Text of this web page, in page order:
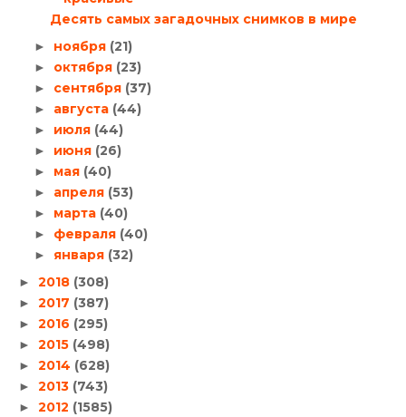
Десять самых загадочных снимков в мире
► ноября (21)
► октября (23)
► сентября (37)
► августа (44)
► июля (44)
► июня (26)
► мая (40)
► апреля (53)
► марта (40)
► февраля (40)
► января (32)
► 2018 (308)
► 2017 (387)
► 2016 (295)
► 2015 (498)
► 2014 (628)
► 2013 (743)
► 2012 (1585)